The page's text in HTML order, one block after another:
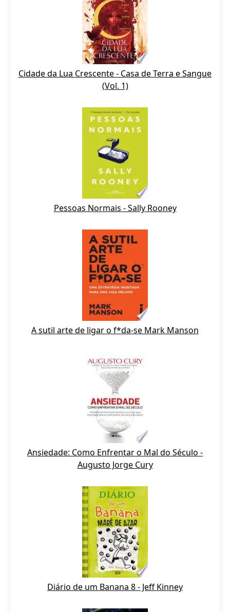
Cidade da Lua Crescente - Casa de Terra e Sangue
(Vol. 1)
Pessoas Normais - Sally Rooney
A sutil arte de ligar o f*da-se Mark Manson
Ansiedade: Como Enfrentar o Mal do Século -
Augusto Jorge Cury
Diário de um Banana 8 - Jeff Kinney